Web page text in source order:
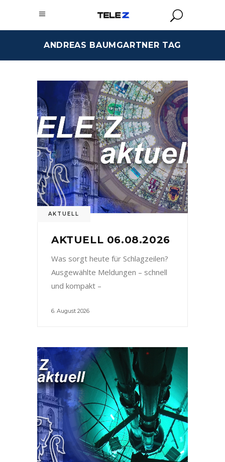
ANDREAS BAUMGARTNER TAG
AKTUELL
AKTUELL 06.08.2026
Was sorgt heute für Schlagzeilen?
Ausgewählte Meldungen – schnell
und kompakt –
6. August 2026